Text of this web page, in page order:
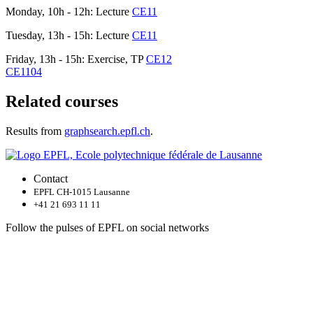
Monday, 10h - 12h: Lecture CE11
Tuesday, 13h - 15h: Lecture CE11
Friday, 13h - 15h: Exercise, TPCE12
CE1104
Related courses
Results from graphsearch.epfl.ch.
Contact
EPFL CH-1015 Lausanne
+41 21 693 11 11
Follow the pulses of EPFL on social networks